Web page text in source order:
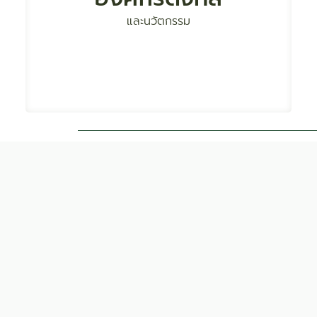
และนวัตกรรม
ด้านนวัตกรรม ข้อมูล และการสื่อสารที่ทันสมัย